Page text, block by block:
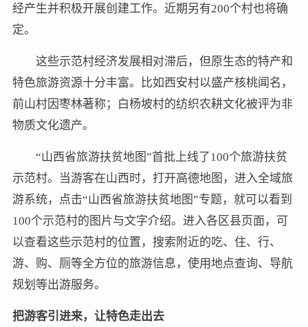
经产生并积极开展创建工作。近期另有200个村也将确
定。
这些示范村经济发展相对滞后，但原生态的特产和
特色旅游资源十分丰富。比如西安村以盛产核桃闻名，
前山村因枣林著称；白杨坡村的纺织农耕文化被评为非
物质文化遗产。
“山西省旅游扶贫地图”首批上线了100个旅游扶贫
示范村。当游客在山西时，打开高德地图，进入全域旅
游系统，点击“山西省旅游扶贫地图”专题，就可以看到
100个示范村的图片与文字介绍。进入各区县页面，可
以查看这些示范村的位置，搜索附近的吃、住、行、
游、购、厕等全方位的旅游信息，使用地点查询、导航
规划等出游服务。
把游客引进来，让特色走出去